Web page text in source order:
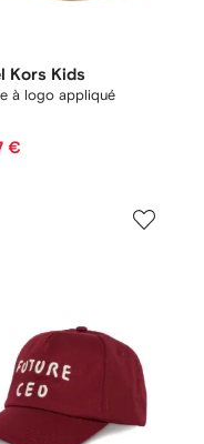
Kors Kids
à logo appliqué
€